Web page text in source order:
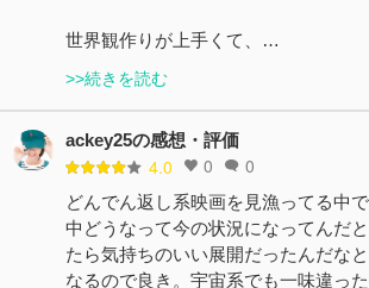
世界観作りが上手くて、…
>>続きを読む
ackey25の感想・評価
4.0 0 0
どんでん返し系映画を見漁ってる中
中どうなって今の状況になってんだ
たら気持ちのいい展開だったんだな
なるので良き。宇宙系でも一味違っ